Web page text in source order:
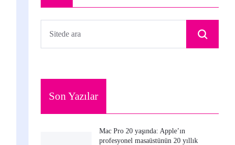
Son Yazılar
Mac Pro 20 yaşında: Apple’ın
profesyonel masaüstünün 20 yıllık